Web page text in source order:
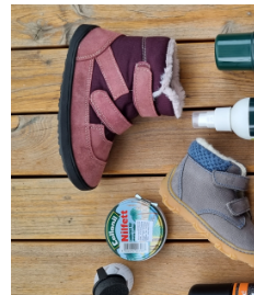
V
ý
p
i
s
č
l
á
n
k
o
v